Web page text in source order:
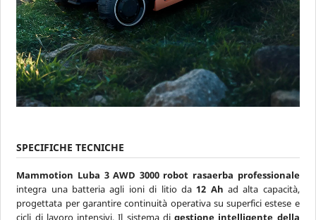
SPECIFICHE TECNICHE
Mammotion Luba 3 AWD 3000 robot rasaerba professionale
integra una batteria agli ioni di litio da12 Ah ad alta capacità,
progettata per garantire continuità operativa su superfici estese e
cicli di lavoro intensivi. Il sistema digestione intelligente della